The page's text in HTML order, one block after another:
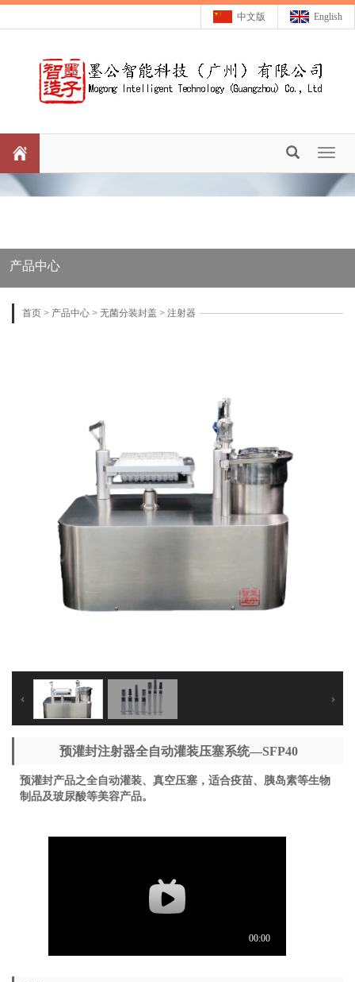
English
中文版
产品中心
首页 > 产品中心 > 无菌分装封盖 > 注射器
预灌封注射器全自动灌装压塞系统—SFP40
预灌封产品之全自动灌装、真空压塞，适合疫苗、胰岛素等生物
制品及玻尿酸等美容产品。